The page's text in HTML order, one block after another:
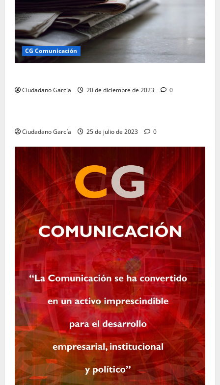
CG Comunicación
Ciudadano García 20 de diciembre de 2023 0
CG Comunicación
Ciudadano García 25 de julio de 2023 0